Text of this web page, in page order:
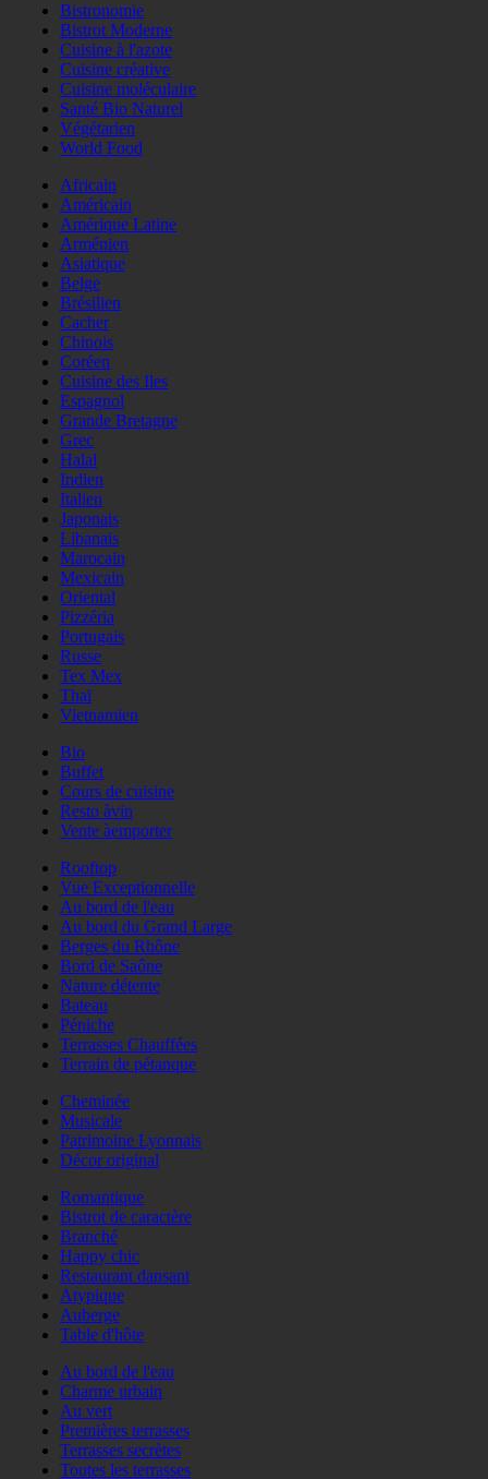
Bistronomie
Bistrot Moderne
Cuisine à l'azote
Cuisine créative
Cuisine moléculaire
Santé Bio Naturel
Végétarien
World Food
Africain
Américain
Amérique Latine
Arménien
Asiatique
Belge
Brésilien
Cacher
Chinois
Coréen
Cuisine des Iles
Espagnol
Grande Bretagne
Grec
Halal
Indien
Italien
Japonais
Libanais
Marocain
Mexicain
Oriental
Pizzéria
Portugais
Russe
Tex Mex
Thaï
Vietnamien
Bio
Buffet
Cours de cuisine
Resto àvin
Vente àemporter
Rooftop
Vue Exceptionnelle
Au bord de l'eau
Au bord du Grand Large
Berges du Rhône
Bord de Saône
Nature détente
Bateau
Péniche
Terrasses Chauffées
Terrain de pétanque
Cheminée
Musicale
Patrimoine Lyonnais
Décor original
Romantique
Bistrot de caractère
Branché
Happy chic
Restaurant dansant
Atypique
Auberge
Table d'hôte
Au bord de l'eau
Charme urbain
Au vert
Premières terrasses
Terrasses secrètes
Toutes les terrasses